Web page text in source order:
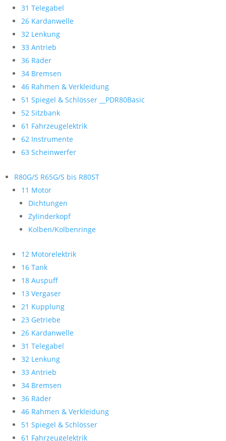
31 Telegabel
26 Kardanwelle
32 Lenkung
33 Antrieb
36 Räder
34 Bremsen
46 Rahmen & Verkleidung
51 Spiegel & Schlösser __PDR80Basic
52 Sitzbank
61 Fahrzeugelektrik
62 Instrumente
63 Scheinwerfer
R80G/S R65G/S bis R80ST
11 Motor
Dichtungen
Zylinderkopf
Kolben/Kolbenringe
12 Motorelektrik
16 Tank
18 Auspuff
13 Vergaser
21 Kupplung
23 Getriebe
26 Kardanwelle
31 Telegabel
32 Lenkung
33 Antrieb
34 Bremsen
36 Räder
46 Rahmen & Verkleidung
51 Spiegel & Schlösser
61 Fahrzeugelektrik